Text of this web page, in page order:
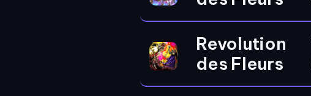
Revolution
des Fleurs